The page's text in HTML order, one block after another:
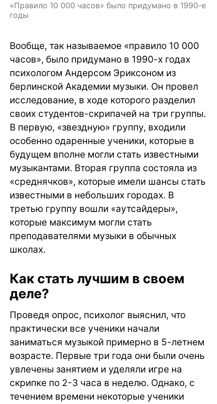
«Правило 10 000 часов» было придумано в 1990-е
годы
Вообще, так называемое «правило 10 000
часов», было придумано в 1990-х годах
психологом Андерсом Эриксоном из
берлинской Академии музыки. Он провел
исследование, в ходе которого разделил
своих студентов-скрипачей на три группы.
В первую, «звездную» группу, входили
особенно одаренные ученики, которые в
будущем вполне могли стать известными
музыкантами. Вторая группа состояла из
«среднячков», которые имели шансы стать
известными в небольших городах. В
третью группу вошли «аутсайдеры»,
которые максимум могли стать
преподавателями музыки в обычных
школах.
Как стать лучшим в своем
деле?
Проведя опрос, психолог выяснил, что
практически все ученики начали
заниматься музыкой примерно в 5-летнем
возрасте. Первые три года они были очень
увлечены занятием и уделяли игре на
скрипке по 2-3 часа в неделю. Однако, с
течением времени некоторые ученики